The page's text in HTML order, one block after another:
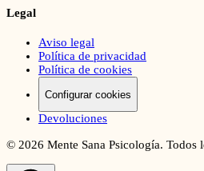
Legal
Aviso legal
Política de privacidad
Política de cookies
Configurar cookies
Devoluciones
© 2026 Mente Sana Psicología. Todos